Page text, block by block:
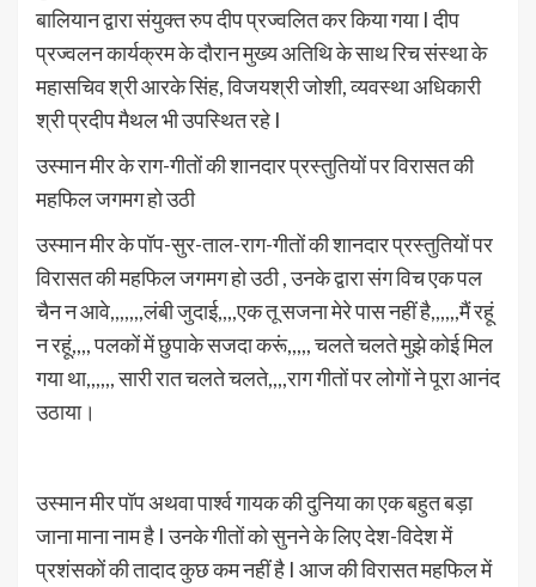
बालियान द्वारा संयुक्त रुप दीप प्रज्वलित कर किया गया I दीप
प्रज्वलन कार्यक्रम के दौरान मुख्य अतिथि के साथ रिच संस्था के
महासचिव श्री आरके सिंह, विजयश्री जोशी, व्यवस्था अधिकारी
श्री प्रदीप मैथल भी उपस्थित रहे I
उस्मान मीर के राग-गीतों की शानदार प्रस्तुतियों पर विरासत की
महफिल जगमग हो उठी
उस्मान मीर के पॉप-सुर-ताल-राग-गीतों की शानदार प्रस्तुतियों पर
विरासत की महफिल जगमग हो उठी , उनके द्वारा संग विच एक पल
चैन न आवे,,,,,,,लंबी जुदाई,,,,एक तू सजना मेरे पास नहीं है,,,,,,मैं रहूं
न रहूं,,,, पलकों में छुपाके सजदा करूं,,,,, चलते चलते मुझे कोई मिल
गया था,,,,,, सारी रात चलते चलते,,,,राग गीतों पर लोगों ने पूरा आनंद
उठाया।
उस्मान मीर पॉप अथवा पार्श्व गायक की दुनिया का एक बहुत बड़ा
जाना माना नाम है I उनके गीतों को सुनने के लिए देश-विदेश में
प्रशंसकों की तादाद कुछ कम नहीं है I आज की विरासत महफिल में